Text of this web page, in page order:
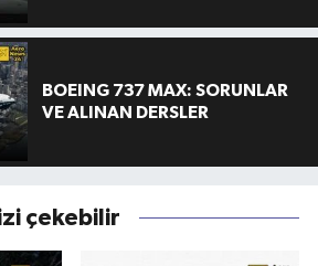
BOEING 737 MAX: SORUNLAR
VE ALINAN DERSLER
çekebilir